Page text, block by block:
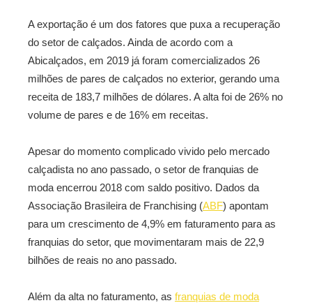
A exportação é um dos fatores que puxa a recuperação
do setor de calçados. Ainda de acordo com a
Abicalçados, em 2019 já foram comercializados 26
milhões de pares de calçados no exterior, gerando uma
receita de 183,7 milhões de dólares. A alta foi de 26% no
volume de pares e de 16% em receitas.
Apesar do momento complicado vivido pelo mercado
calçadista no ano passado, o setor de franquias de
moda encerrou 2018 com saldo positivo. Dados da
Associação Brasileira de Franchising (ABF) apontam
para um crescimento de 4,9% em faturamento para as
franquias do setor, que movimentaram mais de 22,9
bilhões de reais no ano passado.
Além da alta no faturamento, as franquias de moda